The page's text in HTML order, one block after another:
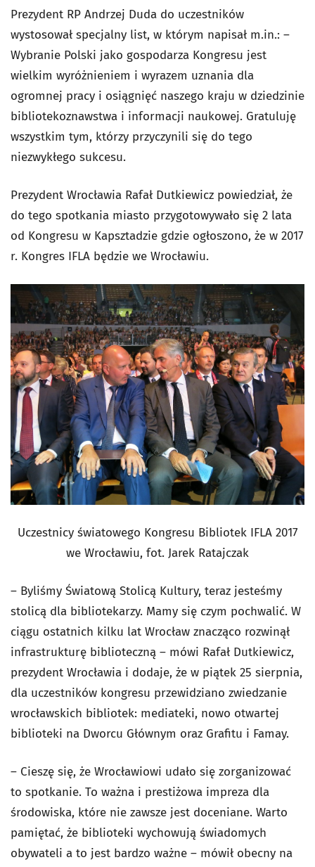
Prezydent RP Andrzej Duda do uczestników
wystosował specjalny list, w którym napisał m.in.: –
Wybranie Polski jako gospodarza Kongresu jest
wielkim wyróżnieniem i wyrazem uznania dla
ogromnej pracy i osiągnięć naszego kraju w dziedzinie
bibliotekoznawstwa i informacji naukowej. Gratuluję
wszystkim tym, którzy przyczynili się do tego
niezwykłego sukcesu.
Prezydent Wrocławia Rafał Dutkiewicz powiedział, że
do tego spotkania miasto przygotowywało się 2 lata
od Kongresu w Kapsztadzie gdzie ogłoszono, że w 2017
r. Kongres IFLA będzie we Wrocławiu.
Uczestnicy światowego Kongresu Bibliotek IFLA 2017
we Wrocławiu, fot. Jarek Ratajczak
– Byliśmy Światową Stolicą Kultury, teraz jesteśmy
stolicą dla bibliotekarzy. Mamy się czym pochwalić. W
ciągu ostatnich kilku lat Wrocław znacząco rozwinął
infrastrukturę biblioteczną – mówi Rafał Dutkiewicz,
prezydent Wrocławia i dodaje, że w piątek 25 sierpnia,
dla uczestników kongresu przewidziano zwiedzanie
wrocławskich bibliotek: mediateki, nowo otwartej
biblioteki na Dworcu Głównym oraz Grafitu i Famay.
– Cieszę się, że Wrocławiowi udało się zorganizować
to spotkanie. To ważna i prestiżowa impreza dla
środowiska, które nie zawsze jest doceniane. Warto
pamiętać, że biblioteki wychowują świadomych
obywateli a to jest bardzo ważne – mówił obecny na